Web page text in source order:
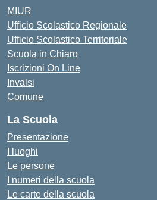
MIUR
Ufficio Scolastico Regionale
Ufficio Scolastico Territoriale
Scuola in Chiaro
Iscrizioni On Line
Invalsi
Comune
La Scuola
Presentazione
I luoghi
Le persone
I numeri della scuola
Le carte della scuola